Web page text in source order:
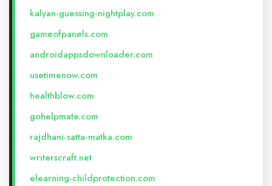
kalyan-guessing-nightplay.com
gameofpanels.com
androidappsdownloader.com
usetimenow.com
healthblow.com
gohelpmate.com
rajdhani-satta-matka.com
writerscraft.net
elearning-childprotection.com